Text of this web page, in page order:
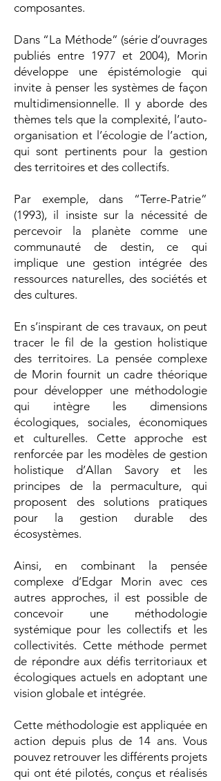
composantes.
Dans “La Méthode” (série d’ouvrages
publiés entre 1977 et 2004), Morin
développe une épistémologie qui
invite à penser les systèmes de façon
multidimensionnelle. Il y aborde des
thèmes tels que la complexité, l’auto-
organisation et l’écologie de l’action,
qui sont pertinents pour la gestion
des territoires et des collectifs.
Par exemple, dans “Terre-Patrie”
(1993), il insiste sur la nécessité de
percevoir la planète comme une
communauté de destin, ce qui
implique une gestion intégrée des
ressources naturelles, des sociétés et
des cultures.
En s’inspirant de ces travaux, on peut
tracer le fil de la gestion holistique
des territoires. La pensée complexe
de Morin fournit un cadre théorique
pour développer une méthodologie
qui intègre les dimensions
écologiques, sociales, économiques
et culturelles. Cette approche est
renforcée par les modèles de gestion
holistique d’Allan Savory et les
principes de la permaculture, qui
proposent des solutions pratiques
pour la gestion durable des
écosystèmes.
Ainsi, en combinant la pensée
complexe d’Edgar Morin avec ces
autres approches, il est possible de
concevoir une méthodologie
systémique pour les collectifs et les
collectivités. Cette méthode permet
de répondre aux défis territoriaux et
écologiques actuels en adoptant une
vision globale et intégrée.
Cette méthodologie est appliquée en
action depuis plus de 14 ans. Vous
pouvez retrouver les différents projets
qui ont été pilotés, conçus et réalisés